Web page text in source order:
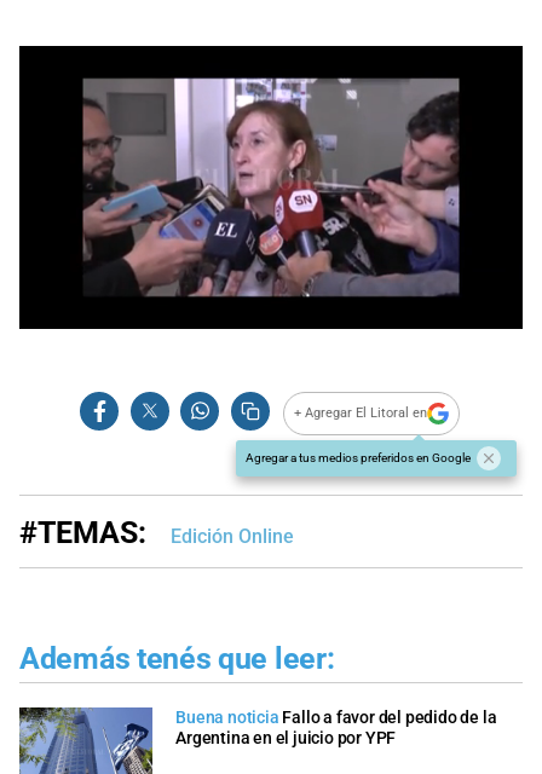
seconds
+ Agregar El Litoral en
Agregar a tus medios preferidos en Google
#TEMAS: Edición Online
Además tenés que leer:
Buena noticia Fallo a favor del pedido de la
Argentina en el juicio por YPF